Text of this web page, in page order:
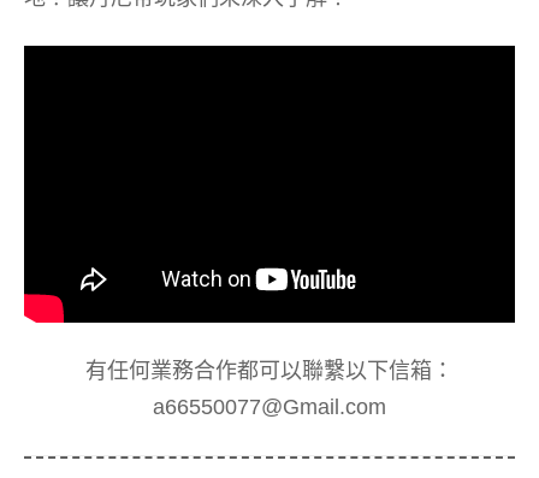
有任何業務合作都可以聯繫以下信箱：
a66550077@Gmail.com